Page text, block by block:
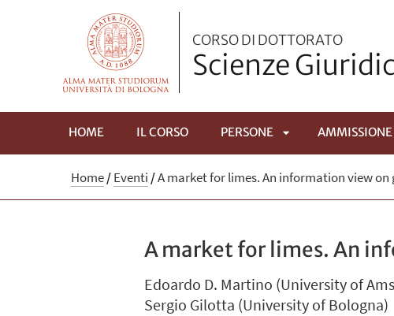
CORSO DI DOTTORATO
Scienze
HOME IL CORSO PERSONE
APRI
AMMISSIONE
Home/Eventi /A market for limes. An information view
A market for limes. An
Edoardo D. Martino (University of
Sergio Gilotta (University of Bologna)